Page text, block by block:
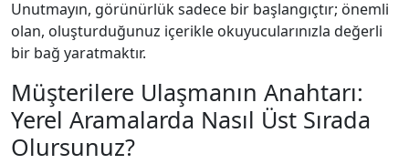
Unutmayın, görünürlük sadece bir başlangıçtır; önemli
olan, oluşturduğunuz içerikle okuyucularınızla değerli
bir bağ yaratmaktır.
Müşterilere Ulaşmanın Anahtarı:
Yerel Aramalarda Nasıl Üst Sırada
Olursunuz?